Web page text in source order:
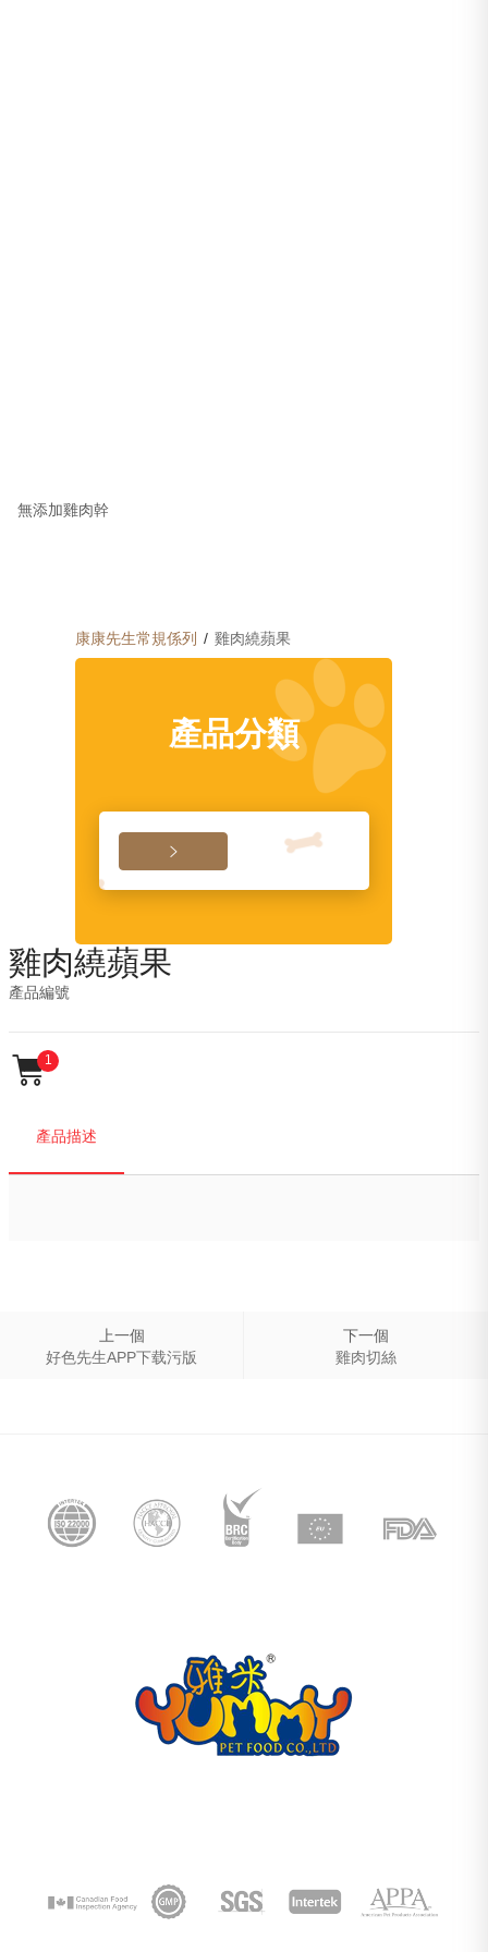
無添加雞肉幹
康康先生常規係列 / 雞肉繞蘋果
產品分類

雞肉繞蘋果
產品編號
1
產品描述
上一個
好色先生APP下载污版
下一個
雞肉切絲